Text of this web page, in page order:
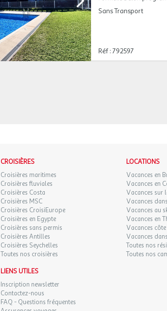
Sans Transport
Réf : 792597
CROISIÈRES
Croisières maritimes
Croisières fluviales
Croisières Costa
Croisières MSC
Croisières CroisiEurope
Croisières en Egypte
Croisières sans permis
Croisières Antilles
Croisières Seychelles
Toutes nos croisières
LOCATIONS
Vacances en
Vacances en
Vacances sur
Vacances
Vacances au
Vacances en
Vacances
Vacances
Toutes nos
Toutes nos
LIENS UTILES
Inscription newsletter
Contactez-nous
FAQ - Questions fréquentes